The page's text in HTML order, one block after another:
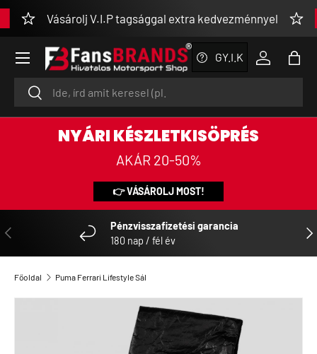
UGRÁS A TARTALOMRA
Vásárolj V.I.P tagsággal extra kedvezménnyel
Keresés
Keresés
GY.I.K
Menü
NYÁRI KÉSZLETKISÖPRÉS
AKÁR 20-50%
👉 VÁSÁROLJ MOST!
ELŐZŐ
Pénzvisszafizetési garancia
180 nap / fél év
Főoldal Puma Ferrari Lifestyle Sál